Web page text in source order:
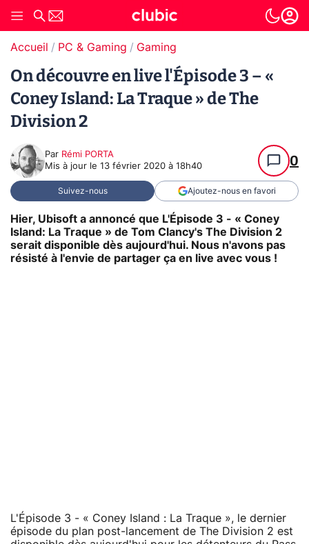
Accueil PC & Gaming Gaming
On découvre en live l'Épisode 3 – «
Coney Island: La Traque » de The
Division 2
Par Rémi PORTA
Mis à jour le 13 février 2020 à 18h40 0
Suivez-nous Ajoutez-nous en favori
Hier, Ubisoft a annoncé que L'Épisode 3 - « Coney
Island: La Traque » de Tom Clancy's The Division 2
serait disponible dès aujourd'hui. Nous n'avons pas
résisté à l'envie de partager ça en live avec vous !
L'Épisode 3 - « Coney Island : La Traque », le dernier
épisode du plan post-lancement de The Division 2 est